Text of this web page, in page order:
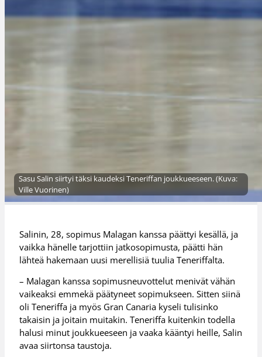
Sasu Salin siirtyi täksi kaudeksi Teneriffan joukkueeseen. (Kuva:
Ville Vuorinen)
Salinin, 28, sopimus Malagan kanssa päättyi kesällä, ja
vaikka hänelle tarjottiin jatkosopimusta, päätti hän
lähteä hakemaan uusi merellisiä tuulia Teneriffalta.
– Malagan kanssa sopimusneuvottelut menivät vähän
vaikeaksi emmekä päätyneet sopimukseen. Sitten siinä
oli Teneriffa ja myös Gran Canaria kyseli tulisinko
takaisin ja joitain muitakin. Teneriffa kuitenkin todella
halusi minut joukkueeseen ja vaaka kääntyi heille, Salin
avaa siirtonsa taustoja.